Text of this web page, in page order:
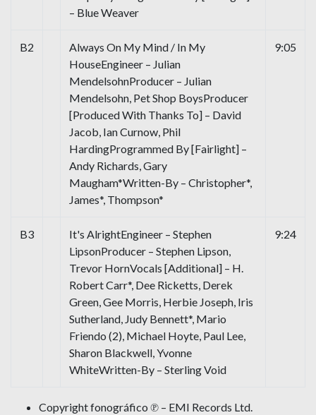
– Blue Weaver
B2
Always On My Mind / In My
HouseEngineer – Julian
MendelsohnProducer – Julian
Mendelsohn, Pet Shop BoysProducer
[Produced With Thanks To] – David
Jacob, Ian Curnow, Phil
HardingProgrammed By [Fairlight] –
Andy Richards, Gary
Maugham*Written-By – Christopher*,
James*, Thompson*
9:05
B3
It's AlrightEngineer – Stephen
LipsonProducer – Stephen Lipson,
Trevor HornVocals [Additional] – H.
Robert Carr*, Dee Ricketts, Derek
Green, Gee Morris, Herbie Joseph, Iris
Sutherland, Judy Bennett*, Mario
Friendo (2), Michael Hoyte, Paul Lee,
Sharon Blackwell, Yvonne
WhiteWritten-By – Sterling Void
9:24
Copyright fonográfico ℗ – EMI Records Ltd.